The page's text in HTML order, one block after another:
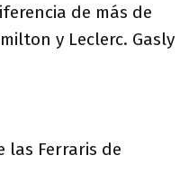
de más de
y Leclerc. Gasly
Ferraris de